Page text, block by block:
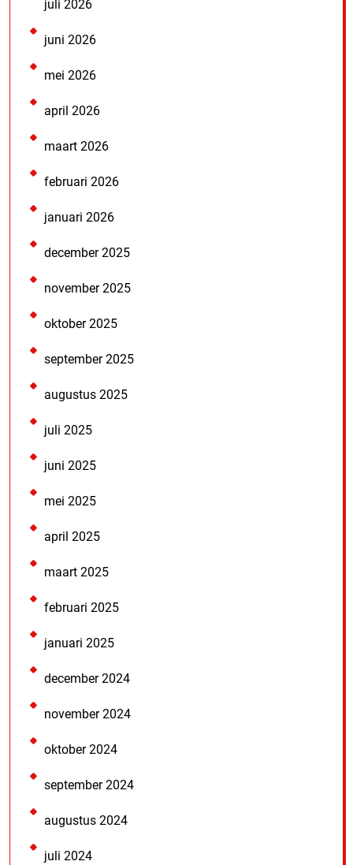
juli 2026
juni 2026
mei 2026
april 2026
maart 2026
februari 2026
januari 2026
december 2025
november 2025
oktober 2025
september 2025
augustus 2025
juli 2025
juni 2025
mei 2025
april 2025
maart 2025
februari 2025
januari 2025
december 2024
november 2024
oktober 2024
september 2024
augustus 2024
juli 2024